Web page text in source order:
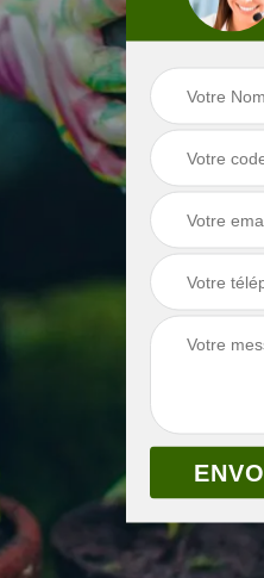
Taille de haie 19